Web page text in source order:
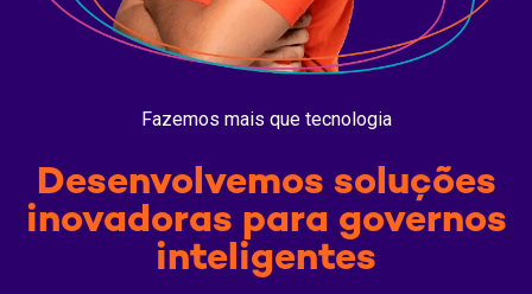
Fazemos mais que tecnologia
Desenvolvemos soluções
inovadoras para governos
inteligentes